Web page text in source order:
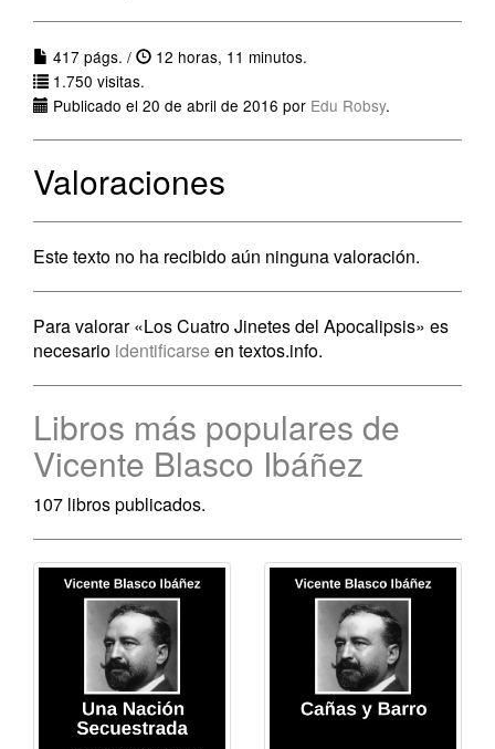
417 págs. /
12 horas, 11 minutos.
1.750 visitas.
Publicado el 20 de abril de 2016 por Edu Robsy.
Valoraciones
Este texto no ha recibido aún ninguna valoración.
Para valorar «Los Cuatro Jinetes del Apocalipsis» es
necesario identificarse en textos.info.
Libros más populares de
Vicente Blasco Ibáñez
107 libros publicados.